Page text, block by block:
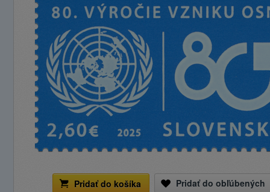
Pridať do košíka Pridať do obľúbených